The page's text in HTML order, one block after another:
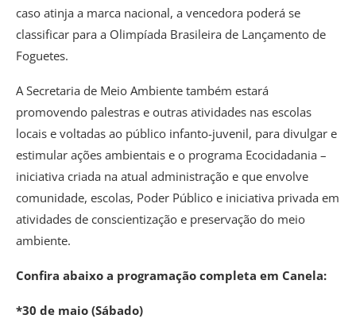
caso atinja a marca nacional, a vencedora poderá se
classificar para a Olimpíada Brasileira de Lançamento de
Foguetes.
A Secretaria de Meio Ambiente também estará
promovendo palestras e outras atividades nas escolas
locais e voltadas ao público infanto-juvenil, para divulgar e
estimular ações ambientais e o programa Ecocidadania –
iniciativa criada na atual administração e que envolve
comunidade, escolas, Poder Público e iniciativa privada em
atividades de conscientização e preservação do meio
ambiente.
Confira abaixo a programação completa em Canela:
*30 de maio (Sábado)